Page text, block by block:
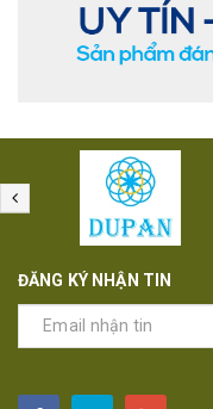
ĐĂNG KÝ NHẬN TIN